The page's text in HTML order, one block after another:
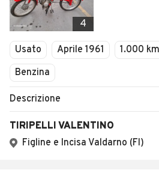
4
Usato Aprile 1961 1.000 km
Benzina
Descrizione
TIRIPELLI VALENTINO
Figline e Incisa Valdarno (FI)